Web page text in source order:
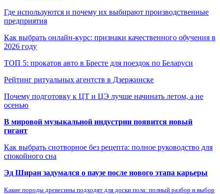
Где используются и почему их выбирают производственные
предприятия
Как выбрать онлайн-курс: признаки качественного обучения в
2026 году
ТОП 5: прокатов авто в Бресте для поездок по Беларуси
Рейтинг ритуальных агентств в Дзержинске
Почему подготовку к ЦТ и ЦЭ лучше начинать летом, а не
осенью
В мировой музыкальной индустрии появится новый
гигант
Как выбрать снотворное без рецепта: полное руководство для
спокойного сна
Эд Ширан задумался о паузе после нового этапа карьеры
Какие породы древесины подходят для доски пола: полный разбор и выбор